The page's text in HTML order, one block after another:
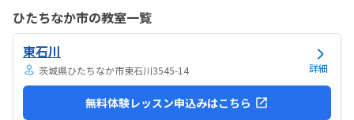
したりできるのは助かります。料金は今の物価で考えれば高いとは思
いませんが、子どもの成長具合で判断すると思います。子どもが自発
的にどんどん作り進めていったのには正直驚きました。最初からたく
さんあれこれ説明されずブロックを触らせてもらったの...
ひたちなか市の教室一覧
東石川
茨城県ひたちなか市東石川3545-14 詳細
無料体験レッスン申込みはこちら